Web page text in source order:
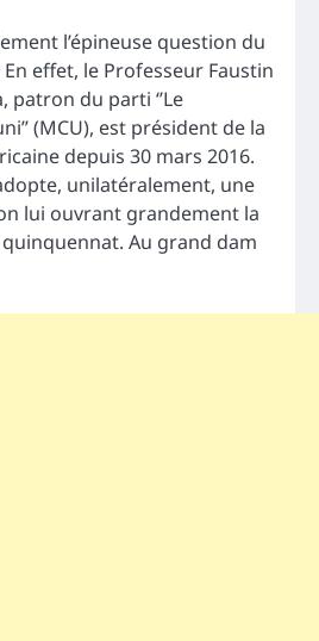
l’épineuse question du
effet, le Professeur Faustin
patron du parti ‘’Le
(MCU), est président de la
depuis 30 mars 2016.
unilatéralement, une
lui ouvrant grandement la
Au grand dam